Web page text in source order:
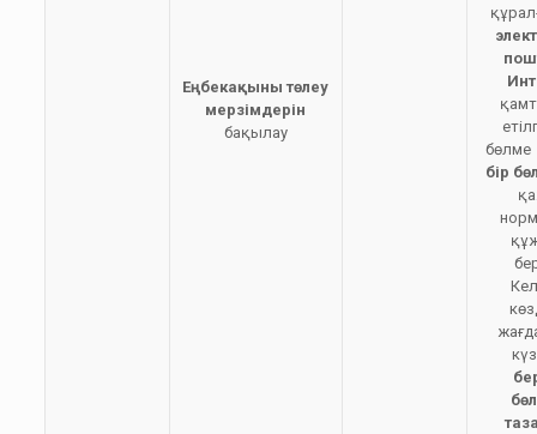
Еңбекақыны төлеу
мерзімдерін
бақылау
бөлме
бір